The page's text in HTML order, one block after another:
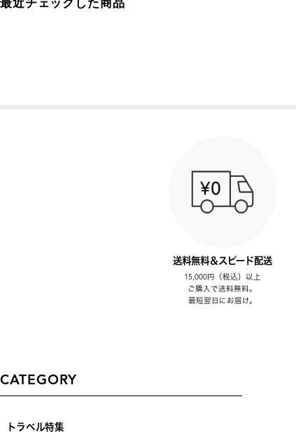
送料無料＆スピード配送
15,000円（税込）以上
ご購入で送料無料。
最短翌日にお届け。
CATEGORY
トラベル特集